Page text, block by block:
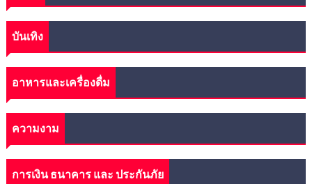
บันเทิง
อาหารและเครื่องดื่ม
ความงาม
การเงิน ธนาคาร และ ประกันภัย